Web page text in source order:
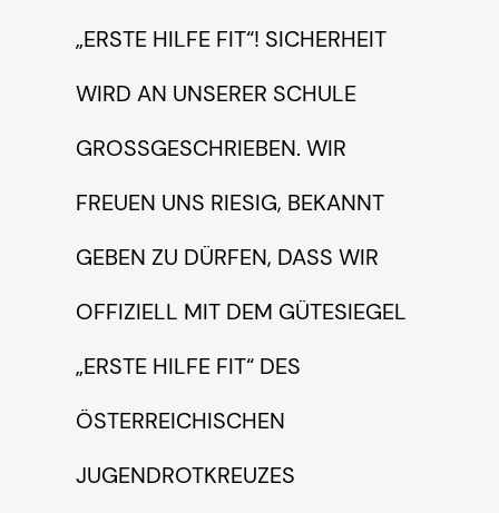
„ERSTE HILFE FIT“! SICHERHEIT
WIRD AN UNSERER SCHULE
GROSSGESCHRIEBEN. WIR F
REUEN UNS RIESIG, BEKANNT G
EBEN ZU DÜRFEN, DASS WIR O
FFIZIELL MIT DEM GÜTESIEGEL „
ERSTE HILFE FIT“ DES Ö
STERREICHISCHEN J
UGENDROTKREUZES A